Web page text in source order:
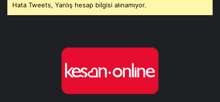
Hata Tweets, Yanlış hesap bilgisi alınamıyor.